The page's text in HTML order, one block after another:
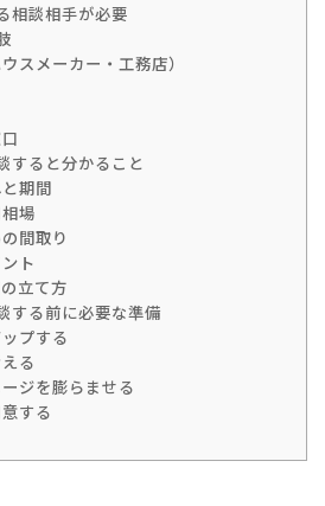
相談相手が必要
スメーカー・工務店）
すると分かること
期間
場
間取り
ト
立て方
する前に必要な準備
プする
る
ジを膨らませる
する